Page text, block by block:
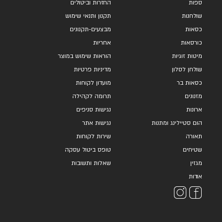
ספות
שולחנות
כסאות
כורסאות
מיטות זוגיות
שולחן לסלון
כסאות בר
מזנונים
ארונות
הום סטיילינג ומתנות
תאורה
שטיחים
מגזין
אודות
החזרות וביטולים
תקנון ותנאי שימוש
מבצעים-תקנונים
אחריות
הוראות שימוש במוצר
מדיניות פרטיות
מועדון לקוחות
תרומה לקהילה
נגישות סניפים
נגישות אתר
שירות לקוחות
טופס ביטול עסקה
שאלות ותשובות